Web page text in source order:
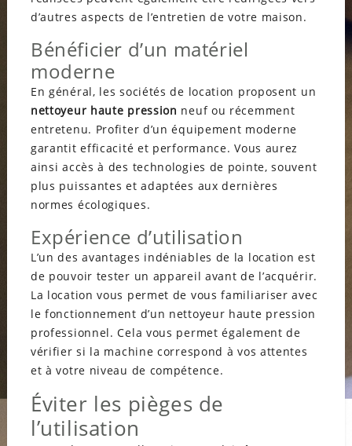
d’autres aspects de l’entretien de votre maison.
Bénéficier d’un matériel
moderne
En général, les sociétés de location proposent un
nettoyeur haute pression neuf ou récemment
entretenu. Profiter d’un équipement moderne
garantit efficacité et performance. Vous aurez
ainsi accès à des technologies de pointe, souvent
plus puissantes et adaptées aux dernières
normes écologiques.
Expérience d’utilisation
L’un des avantages indéniables de la location est
de pouvoir tester un appareil avant de l’acquérir.
La location vous permet de vous familiariser avec
le fonctionnement d’un nettoyeur haute pression
professionnel. Cela vous permet également de
vérifier si la machine correspond à vos attentes
et à votre niveau de compétence.
Éviter les pièges de
l’utilisation